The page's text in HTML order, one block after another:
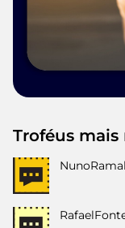
Troféus mais